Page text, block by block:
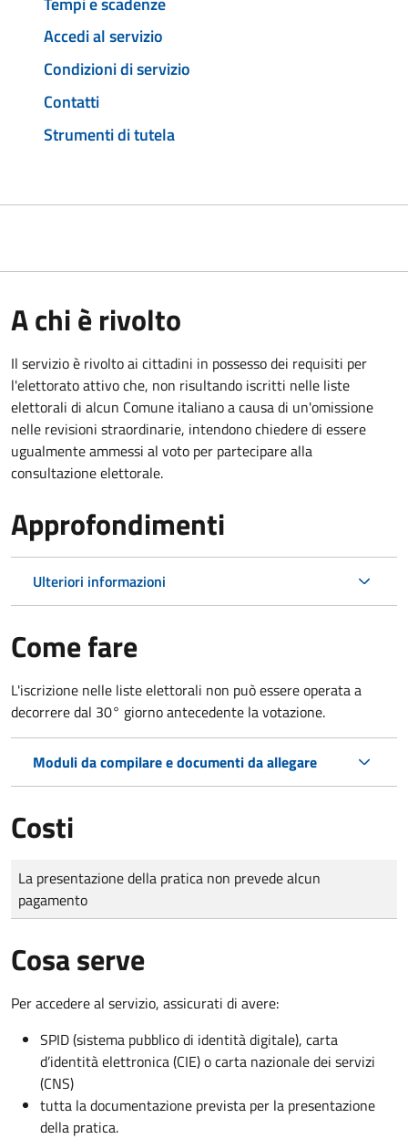
Accedi al servizio
Condizioni di servizio
Contatti
Strumenti di tutela
A chi è rivolto
Il servizio è rivolto ai cittadini in possesso dei requisiti per
l'elettorato attivo che, non risultando iscritti nelle liste
elettorali di alcun Comune italiano a causa di un'omissione
nelle revisioni straordinarie, intendono chiedere di essere
ugualmente ammessi al voto per partecipare alla
consultazione elettorale.
Approfondimenti
Ulteriori informazioni
Come fare
L'iscrizione nelle liste elettorali non può essere operata a
decorrere dal 30° giorno antecedente la votazione.
Moduli da compilare e documenti da allegare
Costi
Tipo di pagamento
Importo
La presentazione della pratica non prevede alcun
pagamento
Cosa serve
Per accedere al servizio, assicurati di avere:
SPID (sistema pubblico di identità digitale), carta
d’identità elettronica (CIE) o carta nazionale dei servizi
(CNS)
tutta la documentazione prevista per la presentazione
della pratica.